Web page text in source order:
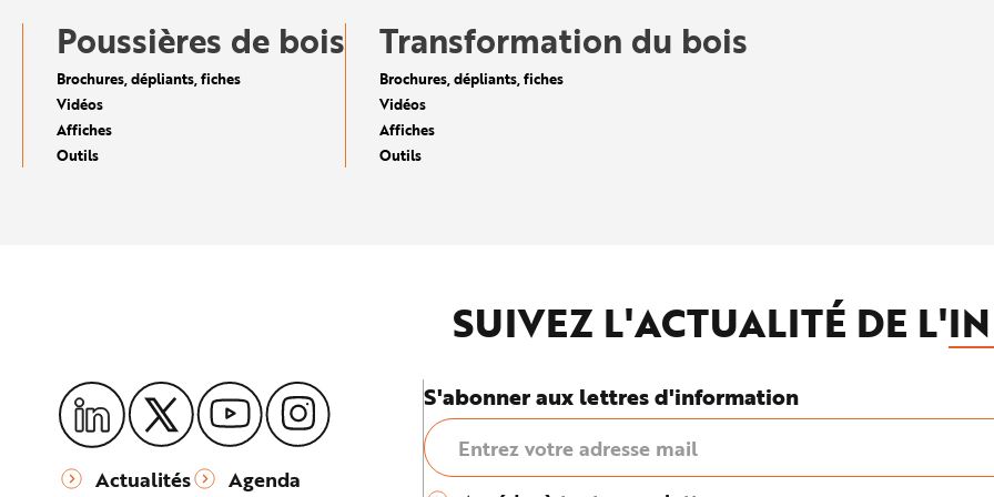
Poussières de bois
Brochures, dépliants, fiches
Vidéos
Affiches
Outils
Transformation du bois
Brochures, dépliants, fiches
Vidéos
Affiches
Outils
SUIVEZ L'ACTUALITÉ DE L'
Actualités Agenda
S'abonner aux lettres d'information